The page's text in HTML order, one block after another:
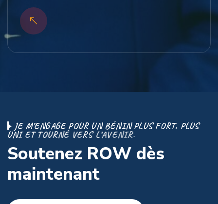
JE M’ENGAGE POUR UN BÉNIN PLUS FORT, PLUS
UNI ET TOURNÉ VERS L’AVENIR.
Soutenez ROW dès
maintenant